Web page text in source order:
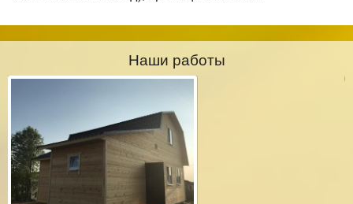
Наши работы